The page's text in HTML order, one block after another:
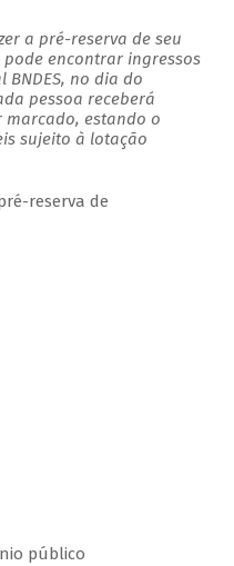
a pré-reserva de seu
encontrar ingressos
BNDES, no dia do
pessoa receberá
estando o
sujeito à lotação
reserva de
público